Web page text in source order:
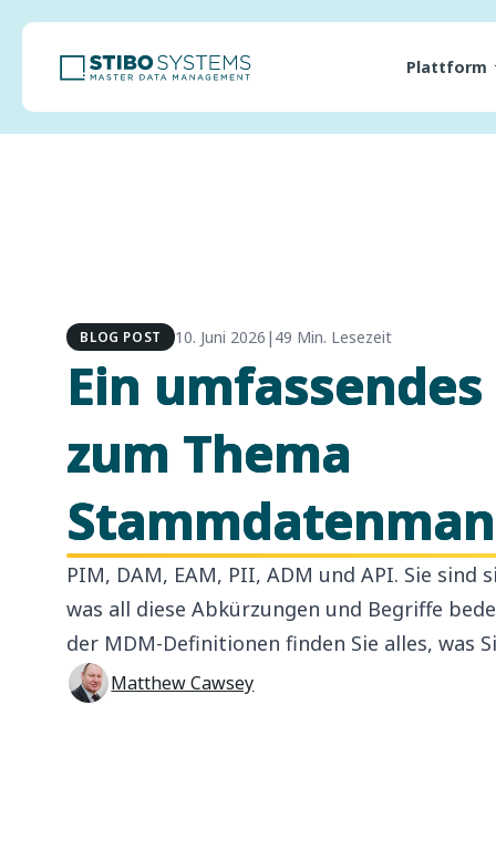
Plattform
BLOG POST 10. Juni 2026 | 49 Min. Lesezeit
Ein
zum Thema
PIM, DAM, EAM, PII, ADM und API. Sie sind
was all diese Abkürzungen und Begriffe
der MDM-Definitionen finden Sie alles, was
Matthew Cawsey